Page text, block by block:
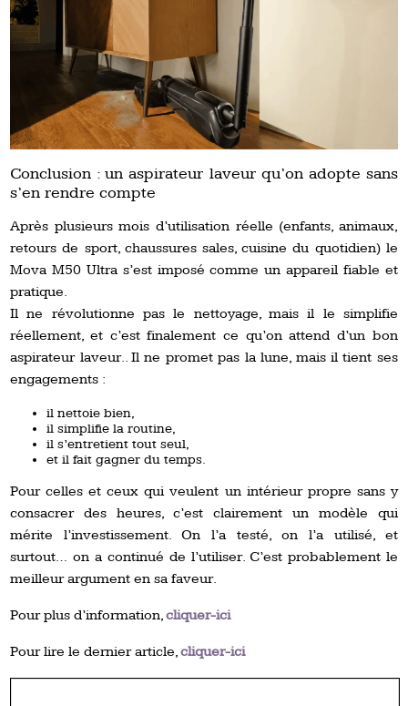
Conclusion : un aspirateur laveur qu’on adopte sans
s’en rendre compte
Après plusieurs mois d’utilisation réelle (enfants, animaux,
retours de sport, chaussures sales, cuisine du quotidien) le
Mova M50 Ultra s’est imposé comme un appareil fiable et
pratique.
Il ne révolutionne pas le nettoyage, mais il le simplifie
réellement, et c’est finalement ce qu’on attend d’un bon
aspirateur laveur.. Il ne promet pas la lune, mais il tient ses
engagements :
il nettoie bien,
il simplifie la routine,
il s’entretient tout seul,
et il fait gagner du temps.
Pour celles et ceux qui veulent un intérieur propre sans y
consacrer des heures, c’est clairement un modèle qui
mérite l’investissement. On l’a testé, on l’a utilisé, et
surtout… on a continué de l’utiliser. C’est probablement le
meilleur argument en sa faveur.
Pour plus d’information,cliquer-ici
Pour lire le dernier article,cliquer-ici